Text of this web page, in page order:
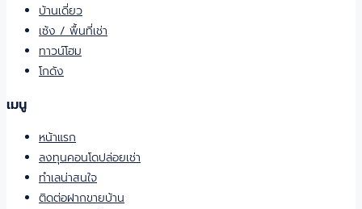
บ้านเดี่ยว
เซ้ง / พื้นที่เช่า
ทาวน์โฮม
โกดัง
เมนู
หน้าแรก
ลงทุนคอนโดปล่อยเช่า
ทำเลน่าสนใจ
ติดต่อฝากขายบ้าน